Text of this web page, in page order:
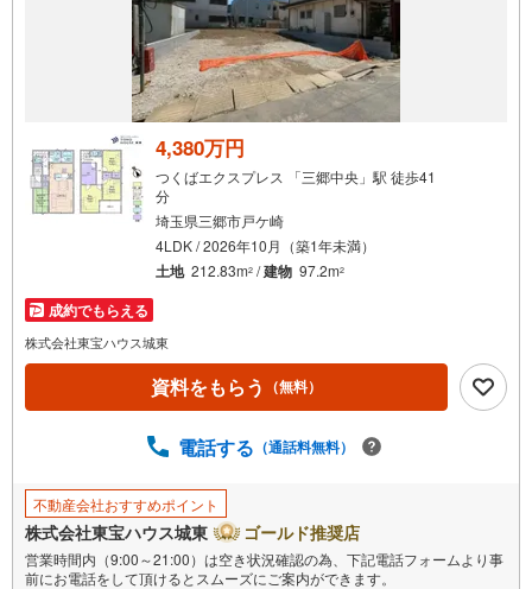
イ
ペ
ー
ジ
に
4,380万円
つくばエクスプレス 「三郷中央」駅 徒歩41
分
埼玉県三郷市戸ケ崎
4LDK / 2026年10月（築1年未満）
土地 212.83m2 /建物 97.2m2
成約でもらえる
株式会社東宝ハウス城東
資料をもらう （無料）
電話する （通話料無料）
不動産会社おすすめポイント
株式会社東宝ハウス城東 ゴールド推奨店
営業時間内（9:00～21:00）は空き状況確認の為、下記電話フォームより事
前にお電話をして頂けるとスムーズにご案内ができます。